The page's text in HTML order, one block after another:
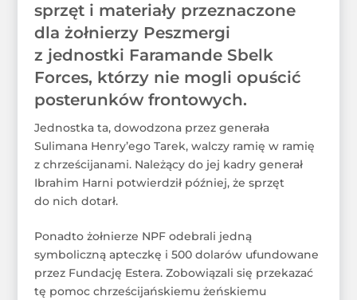
sprzęt i materiały przeznaczone
dla żołnierzy Peszmergi
z jednostki Faramande Sbelk
Forces, którzy nie mogli opuścić
posterunków frontowych.
Jednostka ta, dowodzona przez generała
Sulimana Henry’ego Tarek, walczy ramię w ramię
z chrześcijanami. Należący do jej kadry generał
Ibrahim Harni potwierdził później, że sprzęt
do nich dotarł.
Ponadto żołnierze NPF odebrali jedną
symboliczną apteczkę i 500 dolarów ufundowane
przez Fundację Estera. Zobowiązali się przekazać
tę pomoc chrześcijańskiemu żeńskiemu